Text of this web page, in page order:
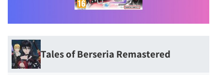
Tales of Berseria Remastered